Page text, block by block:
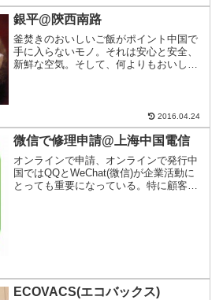
銀平@陝西南路
釜焚きのおいしいご飯がポイント中国で
手に入らないモノ。それは安心と安全、
新鮮な空気。そして、何よりもおいしい
ご飯が食べれる上海唯一のお... 2016.04.24
微信で修理申請@上海中国電信
オンラインで申請、オンラインで発行中
国ではQQとWeChat(微信)が企業活動に
とっても重要になっている。特に顧客向
ECOVACS(エコバックス)